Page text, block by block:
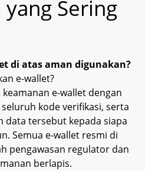
Sering
di atas aman digunakan?
e-wallet?
e-wallet dengan
kode verifikasi, serta
data tersebut kepada siapa
Semua e-wallet resmi di
pengawasan regulator dan
berlapis.